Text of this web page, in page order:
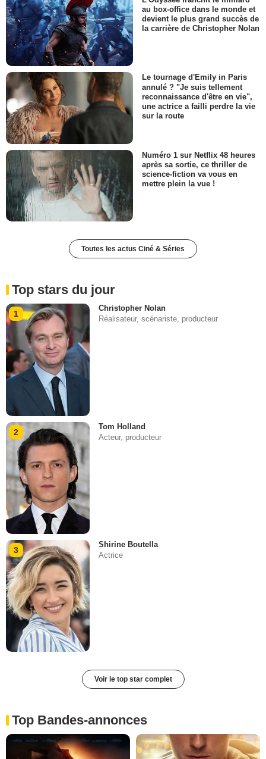
au box-office dans le monde et
devient le plus grand succès de
la carrière de Christopher Nolan
Le tournage d'Emily in Paris
annulé ? "Je suis tellement
reconnaissance d'être en vie",
une actrice a failli perdre la vie
sur la route
Numéro 1 sur Netflix 48 heures
après sa sortie, ce thriller de
science-fiction va vous en
mettre plein la vue !
Toutes les actus Ciné & Séries
Top stars du jour
1
Christopher Nolan
Réalisateur, scénariste, producteur
2
Tom Holland
Acteur, producteur
3
Shirine Boutella
Actrice
Voir le top star complet
Top Bandes-annonces